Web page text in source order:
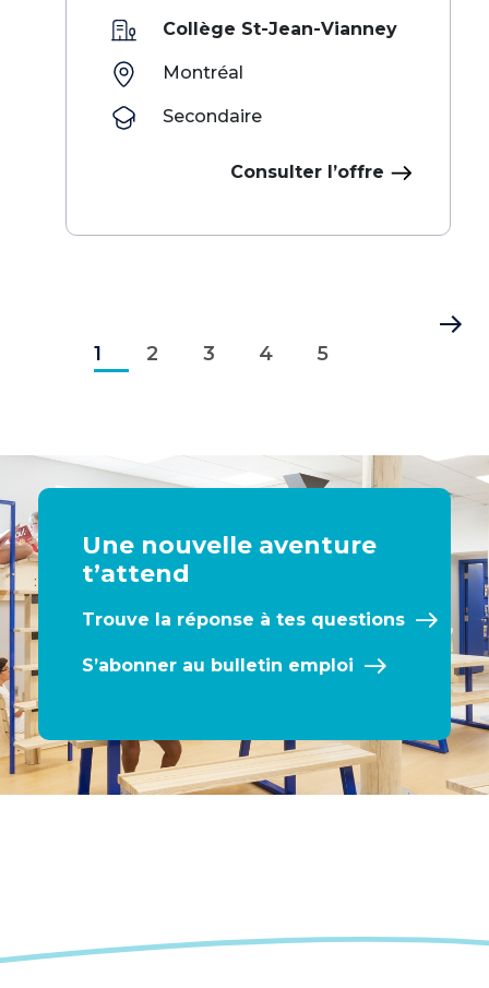
Collège St-Jean-Vianney
Montréal
Secondaire
Consulter l’offre
courante
1
2
3
4
5
Dernière
Une nouvelle aventure
t’attend
Trouve la réponse à tes questions
S’abonner au bulletin emploi